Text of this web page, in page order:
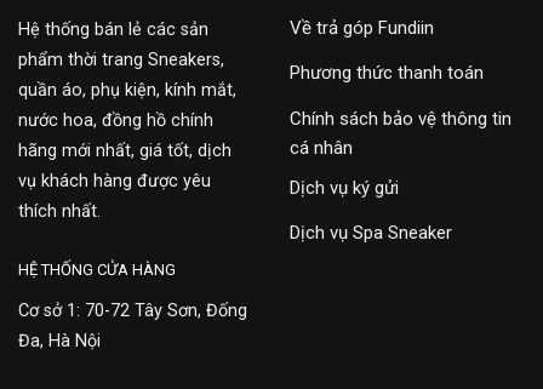
Hệ thống bán lẻ các sản
phẩm thời trang Sneakers,
quần áo, phụ kiện, kính mắt,
nước hoa, đồng hồ chính
hãng mới nhất, giá tốt, dịch
vụ khách hàng được yêu
thích nhất.
Về trả góp Fundiin
Phương thức thanh toán
Chính sách bảo vệ thông tin
cá nhân
Dịch vụ ký gửi
Dịch vụ Spa Sneaker
HỆ THỐNG CỬA HÀNG
Cơ sở 1: 70-72 Tây Sơn, Đống
Đa, Hà Nội